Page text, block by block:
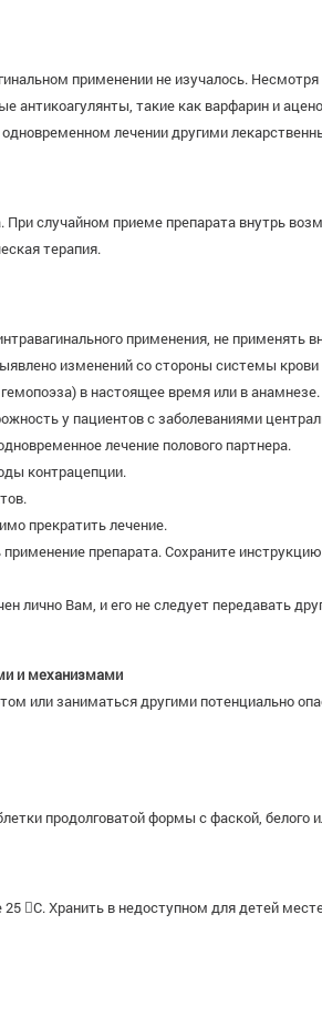
применении не изучалось.
такие как варфарин и
лечении другими
случайном приеме препарата внутрь
терапия.
применения, не применять
изменений со стороны системы
в настоящее время или в анамнезе.
у пациентов с заболеваниями
лечение полового партнера.
контрацепции.
прекратить лечение.
препарата. Сохраните
лично Вам, и его не следует передавать
и механизмами
или заниматься другими
продолговатой формы с фаской,
С. Хранить в недоступном для детей